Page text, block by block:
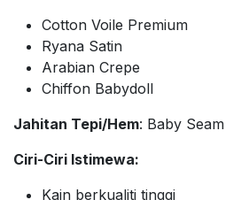
Cotton Voile Premium
Ryana Satin
Arabian Crepe
Chiffon Babydoll
Jahitan Tepi/Hem: Baby Seam
Ciri-Ciri Istimewa:
Kain berkualiti tinggi